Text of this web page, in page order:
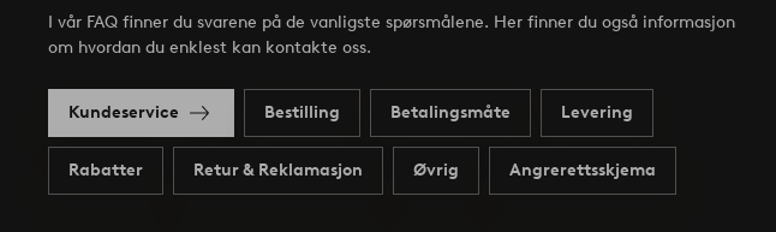
I vår FAQ finner du svarene på de vanligste spørsmålene. Her finner du også informasjon
om hvordan du enklest kan kontakte oss.
Kundeservice Bestilling Betalingsmåte Levering
Rabatter Retur & Reklamasjon Øvrig Angrerettsskjema